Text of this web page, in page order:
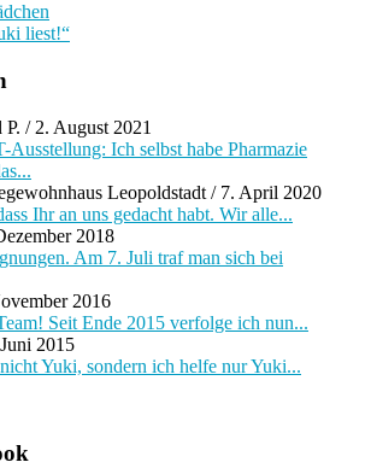
liest!“
P. / 2. August 2021
Ich selbst habe Pharmazie
Leopoldstadt / 7. April 2020
Ihr an uns gedacht habt. Wir alle...
2018
Am 7. Juli traf man sich bei
2016
Seit Ende 2015 verfolge ich nun...
2015
Yuki, sondern ich helfe nur Yuki...